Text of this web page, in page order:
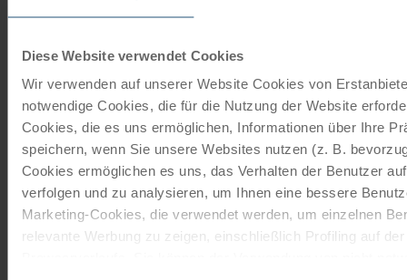
Diese Website verwendet Cookies
Wir verwenden auf unserer Website Cookies von
notwendige Cookies, die für die Nutzung der Website
Cookies, die es uns ermöglichen, Informationen über Ihre
speichern, wenn Sie unsere Websites nutzen (z. B.
Cookies ermöglichen es uns, das Verhalten der Benutzer
verfolgen und zu analysieren, um Ihnen eine bessere
Marketing-Cookies, die verwendet werden, um einzelnen
relevante Werbung zu zeigen, einschließlich Profiling auf
Give the gift of unforgettable
moments!
With a travel voucher you always have the
perfect gift.
ORDER NOW